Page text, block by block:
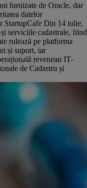
furnizate de Oracle, dar
datelor
StartupCafe Din 14 iulie,
serviciile cadastrale, fiind
rulează pe platforma
și suport, iar
reveneau IT-
de Cadastru și